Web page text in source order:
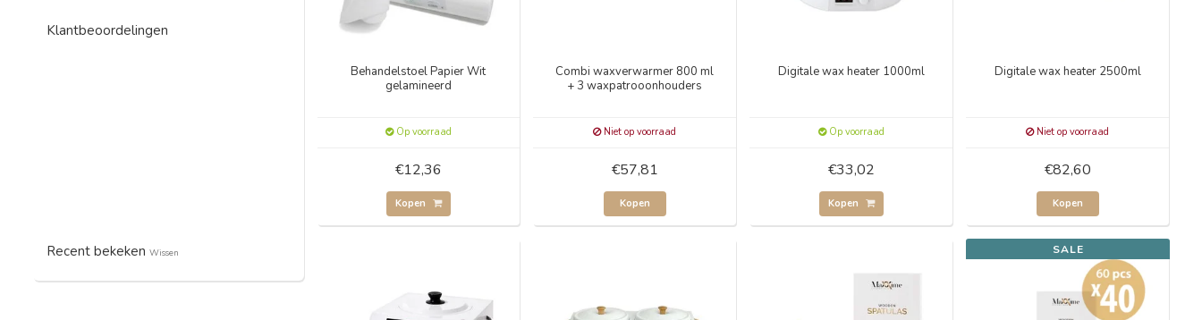
Klantbeoordelingen
Recent bekeken Wissen
Behandelstoel Papier Wit
gelamineerd
Op voorraad
€12,36
Kopen
Combi waxverwarmer 800 ml
+ 3 waxpatrooonhouders
Niet op voorraad
€57,81
Kopen
Digitale wax heater 1000ml
Op voorraad
€33,02
Kopen
Digitale wax heater 2500ml
Niet op voorraad
€82,60
Kopen
SALE